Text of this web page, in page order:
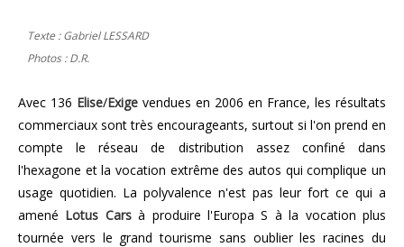
Texte : Gabriel LESSARD
Photos : D.R.
Avec 136 Elise/Exige vendues en 2006 en France, les résultats
commerciaux sont très encourageants, surtout si l'on prend en
compte le réseau de distribution assez confiné dans
l'hexagone et la vocation extrême des autos qui complique un
usage quotidien. La polyvalence n'est pas leur fort ce qui a
amené Lotus Carsà produire l'Europa S à la vocation plus
tournée vers le grand tourisme sans oublier les racines du